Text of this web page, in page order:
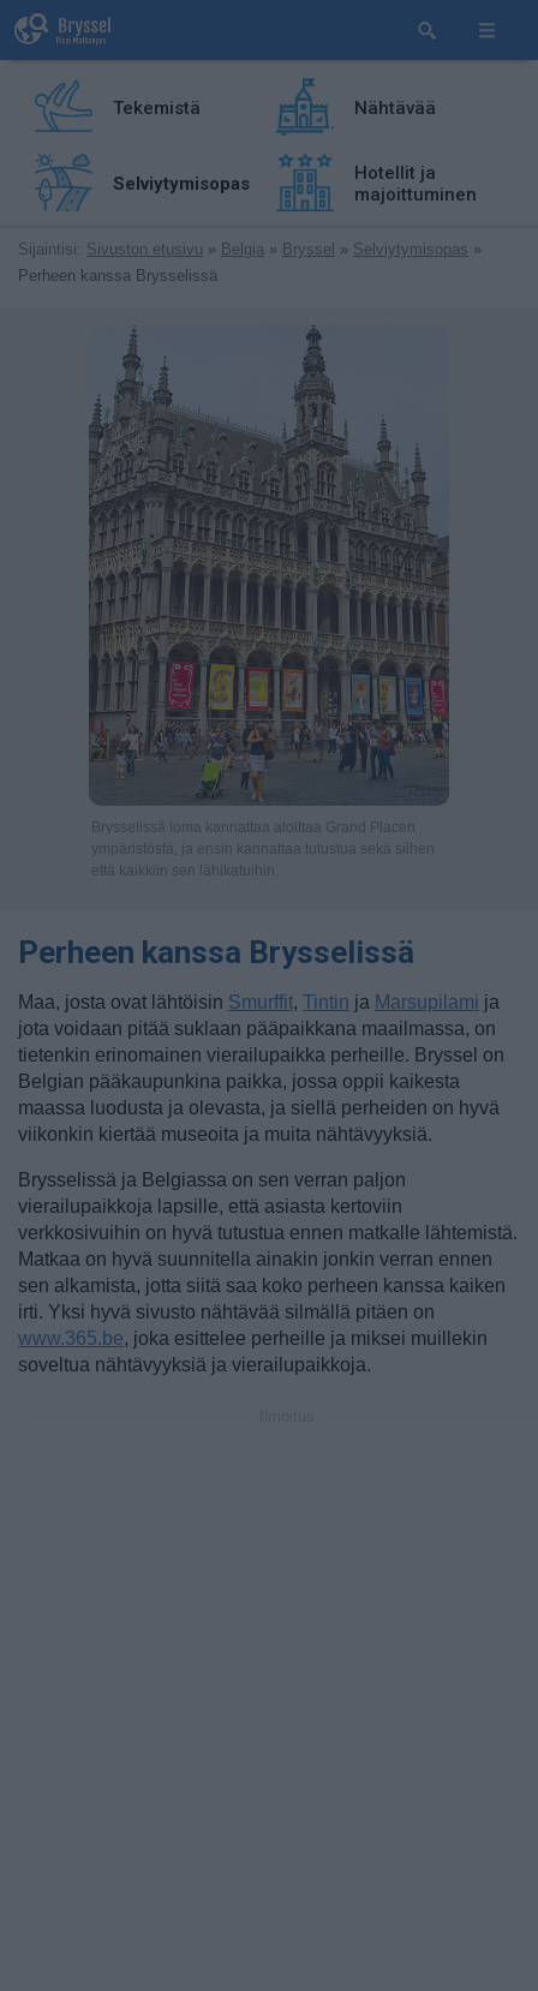
Tekemistä Nähtävää
Selviytymisopas
Hotellit ja
majoittuminen
Sijaintisi: Sivuston etusivu » Belgia » Bryssel » Selviytymisopas »
Perheen kanssa Brysselissä
Brysselissä loma kannattaa aloittaa Grand Placen
ympäristöstä, ja ensin kannattaa tutustua sekä siihen
että kaikkiin sen lähikatuihin.
Perheen kanssa Brysselissä
Maa, josta ovat lähtöisin Smurffit, Tintin ja Marsupilami ja
jota voidaan pitää suklaan pääpaikkana maailmassa, on
tietenkin erinomainen vierailupaikka perheille. Bryssel on
Belgian pääkaupunkina paikka, jossa oppii kaikesta
maassa luodusta ja olevasta, ja siellä perheiden on hyvä
viikonkin kiertää museoita ja muita nähtävyyksiä.
Brysselissä ja Belgiassa on sen verran paljon
vierailupaikkoja lapsille, että asiasta kertoviin
verkkosivuihin on hyvä tutustua ennen matkalle lähtemistä.
Matkaa on hyvä suunnitella ainakin jonkin verran ennen
sen alkamista, jotta siitä saa koko perheen kanssa kaiken
irti. Yksi hyvä sivusto nähtävää silmällä pitäen on
www.365.be, joka esittelee perheille ja miksei muillekin
soveltua nähtävyyksiä ja vierailupaikkoja.